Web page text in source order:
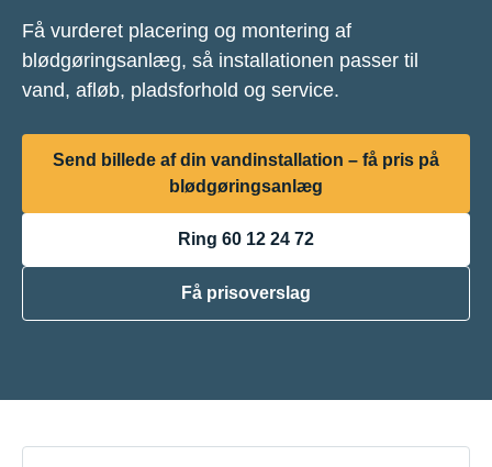
Få vurderet placering og montering af
blødgøringsanlæg, så installationen passer til
vand, afløb, pladsforhold og service.
Send billede af din vandinstallation – få pris på
blødgøringsanlæg
Ring 60 12 24 72
Få prisoverslag